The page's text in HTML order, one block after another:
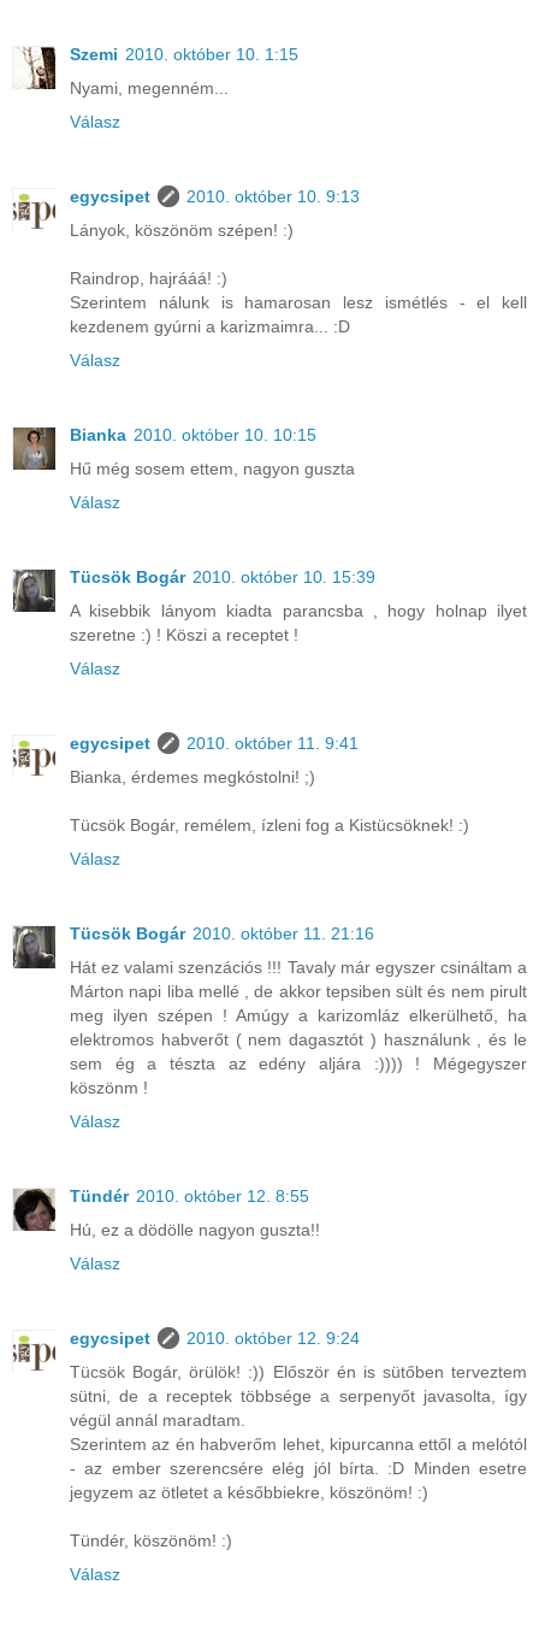
Szemi 2010. október 10. 1:15
Nyami, megenném...
Válasz
egycsipet
2010. október 10. 9:13
Lányok, köszönöm szépen! :)
Raindrop, hajrááá! :)
Szerintem nálunk is hamarosan lesz ismétlés - el kell
kezdenem gyúrni a karizmaimra... :D
Válasz
Bianka 2010. október 10. 10:15
Hű még sosem ettem, nagyon guszta
Válasz
Tücsök Bogár 2010. október 10. 15:39
A kisebbik lányom kiadta parancsba , hogy holnap ilyet
szeretne :) ! Köszi a receptet !
Válasz
egycsipet
2010. október 11. 9:41
Bianka, érdemes megkóstolni! ;)
Tücsök Bogár, remélem, ízleni fog a Kistücsöknek! :)
Válasz
Tücsök Bogár 2010. október 11. 21:16
Hát ez valami szenzációs !!! Tavaly már egyszer csináltam a
Márton napi liba mellé , de akkor tepsiben sült és nem pirult
meg ilyen szépen ! Amúgy a karizomláz elkerülhető, ha
elektromos habverőt ( nem dagasztót ) használunk , és le
sem ég a tészta az edény aljára :)))) ! Mégegyszer
köszönm !
Válasz
Tündér 2010. október 12. 8:55
Hú, ez a dödölle nagyon guszta!!
Válasz
egycsipet
2010. október 12. 9:24
Tücsök Bogár, örülök! :)) Először én is sütőben terveztem
sütni, de a receptek többsége a serpenyőt javasolta, így
végül annál maradtam.
Szerintem az én habverőm lehet, kipurcanna ettől a melótól
- az ember szerencsére elég jól bírta. :D Minden esetre
jegyzem az ötletet a későbbiekre, köszönöm! :)
Tündér, köszönöm! :)
Válasz